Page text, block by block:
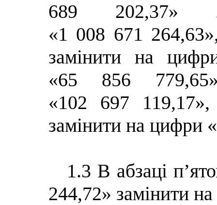
689 202,37»
«1 008 671
замінити на
«65 856 779,65
«102 697 119,17
замінити на цифри «
1.3 В абзаці
244,72» замінити